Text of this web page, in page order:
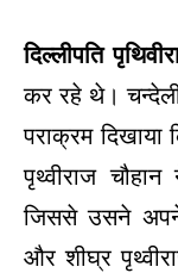
दिल्लीपति
कर रहे थे।
पराक्रम
पृथ्वीराज
जिससे उसने
और शीघ्र